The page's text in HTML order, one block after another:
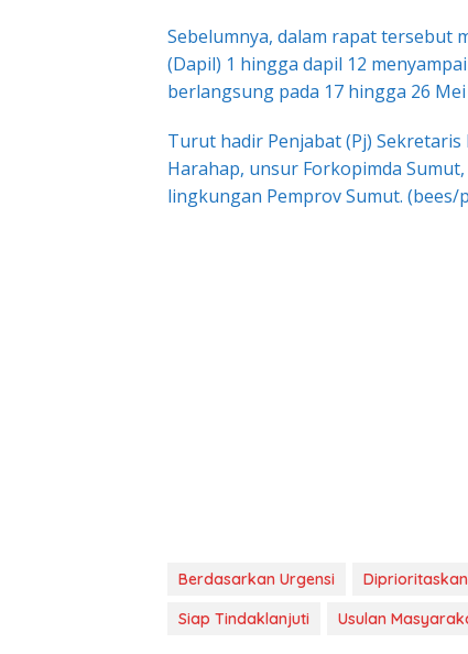
Sebelumnya, dalam rapat tersebut
(Dapil) 1 hingga dapil 12
berlangsung pada 17 hingga 26 Mei
Turut hadir Penjabat (Pj)
Harahap, unsur Forkopimda
lingkungan Pemprov Sumut. (bees/
Berdasarkan Urgensi Diprioritaskan
Siap Tindaklanjuti
Usulan